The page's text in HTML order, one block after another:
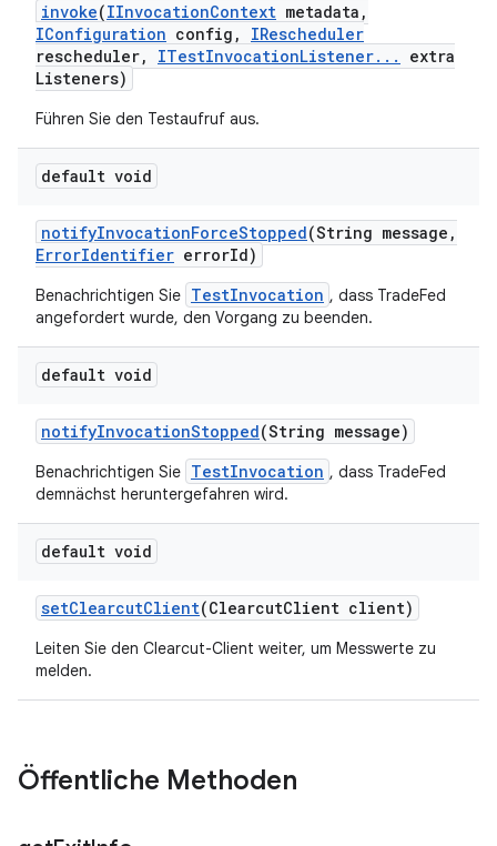
invoke(IInvocationContext metadata ,
IConfiguration config ,
IRescheduler
rescheduler, ITestInvocationListener. . .
extra
Listeners)
Führen Sie den Testaufruf aus.
default void
notifyInvocationForceStopped(String message ,
ErrorIdentifier errorId)
Benachrichtigen Sie TestInvocation , dass TradeFed
angefordert wurde, den Vorgang zu beenden.
default void
notifyInvocationStopped(String message)
Benachrichtigen Sie TestInvocation , dass TradeFed
demnächst heruntergefahren wird.
default void
setClearcutClient(ClearcutClient client)
Leiten Sie den Clearcut-Client weiter, um Messwerte zu
melden.
Öffentliche Methoden